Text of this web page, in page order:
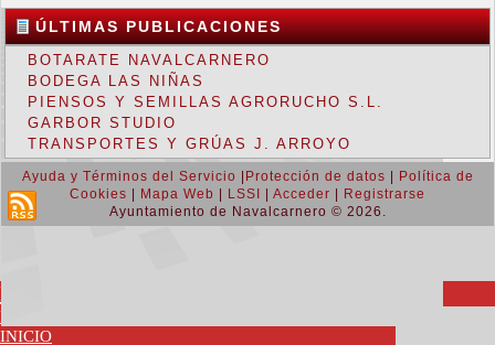
ÚLTIMAS PUBLICACIONES
BOTARATE NAVALCARNERO
BODEGA LAS NIÑAS
PIENSOS Y SEMILLAS AGRORUCHO S.L.
GARBOR STUDIO
TRANSPORTES Y GRÚAS J. ARROYO
Ayuda y Términos del Servicio Protección de datos
Política de
Cookies
Mapa Web LSSI Acceder
Registrarse
Ayuntamiento de Navalcarnero © 2026.
MENU
PORTAL WEB OFICIAL
INICIO